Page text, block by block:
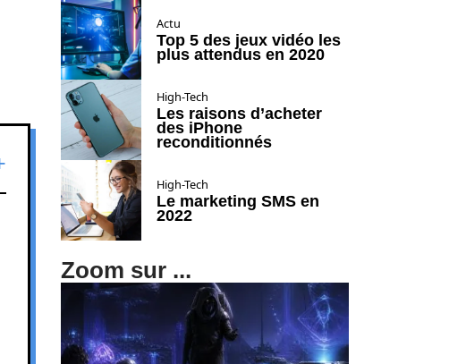
Actu
Top 5 des jeux vidéo les
plus attendus en 2020
High-Tech
Les raisons d’acheter
des iPhone
reconditionnés
High-Tech
Le marketing SMS en
2022
Zoom sur ...